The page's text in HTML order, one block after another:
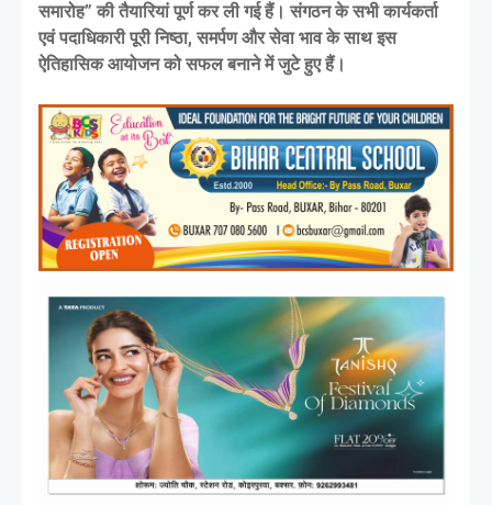
समारोह” की तैयारियां पूर्ण कर ली गई हैं। संगठन के सभी कार्यकर्ता
एवं पदाधिकारी पूरी निष्ठा, समर्पण और सेवा भाव के साथ इस
ऐतिहासिक आयोजन को सफल बनाने में जुटे हुए हैं।